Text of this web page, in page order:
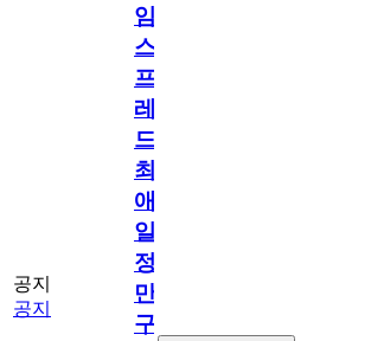
공지
공지
임
스
프
레
드]
최
애
일
정
만
구